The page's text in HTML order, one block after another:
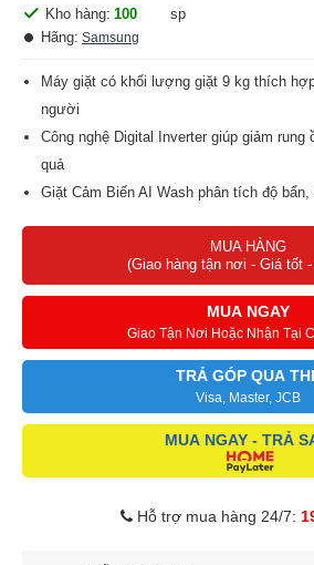
Kho hàng: 100
sp
Hãng: Samsung
Máy giặt có khối lượng giặt 9 kg thích
người
Công nghệ Digital Inverter giúp giảm rung
quả
Giặt Cảm Biến AI Wash phân tích độ
Ngăn nước giặt xả AI Dispenser tự động
giặt, xả tối ưu
Bong bóng siêu mịn Eco Bubble giặt sạch
Chế độ Vệ Sinh Drum Clean+ tự động vệ
Chế độ ngâm Bubble Soak tăng thời gian
MUA HÀNG
(Giao hàng tận nơi - Giá tốt -
MUA NGAY
Giao Tận Nơi Hoặc Nhận Tại
TRẢ GÓP QUA
Visa, Master, JCB
MUA NGAY - TRẢ
Hỗ trợ mua hàng 24/7: